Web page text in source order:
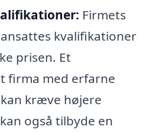
Firmets
kvalifikationer
prisen. Et
firma med erfarne
kræve højere
også tilbyde en